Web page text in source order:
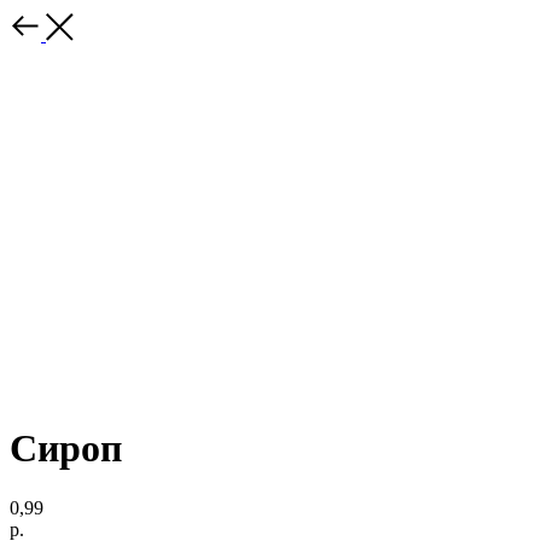
Сироп
0,99
р.